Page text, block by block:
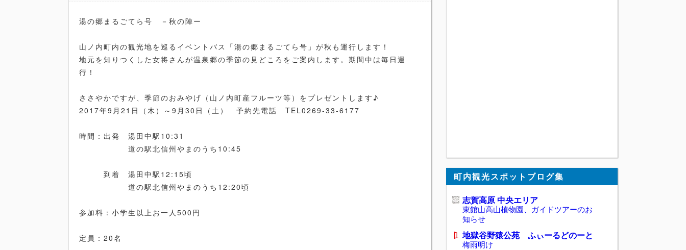
湯の郷まるごてら号 －秋の陣ー
山ノ内町内の観光地を巡るイベントバス「湯の郷まるごてら号」が秋も運行します！
地元を知りつくした女将さんが温泉郷の季節の見どころをご案内します。期間中は毎日運
行！
ささやかですが、季節のおみやげ（山ノ内町産フルーツ等）をプレゼントします♪
2017年9月21日（木）～9月30日（土） 予約先電話 TEL0269-33-6177
時間：出発 湯田中駅10:31
道の駅北信州やまのうち10:45
到着 湯田中駅12:15頃
道の駅北信州やまのうち12:20頃
参加料：小学生以上お一人500円
定員：20名
町内観光スポットブログ集
志賀高原 中央エリア
東館山高山植物園、ガイドツアーのお
知らせ
地獄谷野猿公苑 ふぃーるどのーと
梅雨明け